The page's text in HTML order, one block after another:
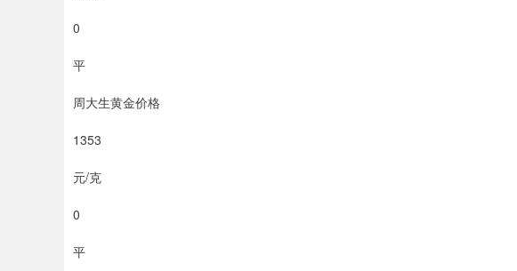
0
平
周大生黄金价格
1353
元/克
0
平